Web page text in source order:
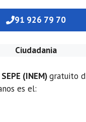
91 926 79 70
Ciudadania
(INEM)gratuito
es el: